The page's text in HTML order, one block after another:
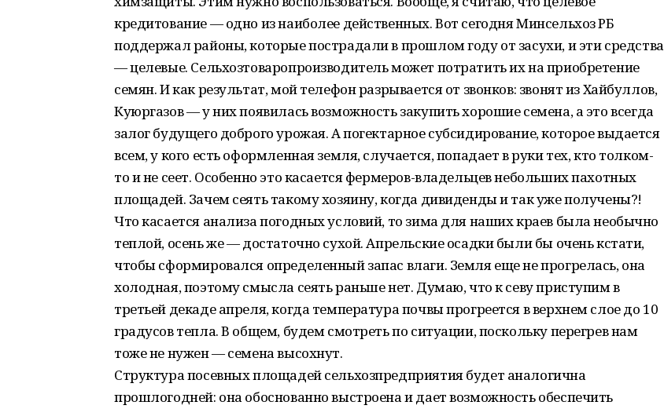
кредитование — одно из наиболее действенных. Вот сегодня Минсельхоз РБ
поддержал районы, которые пострадали в прошлом году от засухи, и эти средства
— целевые. Сельхозтоваропроизводитель может потратить их на приобретение
семян. И как результат, мой телефон разрывается от звонков: звонят из Хайбуллов,
Куюргазов — у них появилась возможность закупить хорошие семена, а это всегда
залог будущего доброго урожая. А погектарное субсидирование, которое выдается
всем, у кого есть оформленная земля, случается, попадает в руки тех, кто толком-
то и не сеет. Особенно это касается фермеров-владельцев небольших пахотных
площадей. Зачем сеять такому хозяину, когда дивиденды и так уже получены?!
Что касается анализа погодных условий, то зима для наших краев была необычно
теплой, осень же — достаточно сухой. Апрельские осадки были бы очень кстати,
чтобы сформировался определенный запас влаги. Земля еще не прогрелась, она
холодная, поэтому смысла сеять раньше нет. Думаю, что к севу приступим в
третьей декаде апреля, когда температура почвы прогреется в верхнем слое до 10
градусов тепла. В общем, будем смотреть по ситуации, поскольку перегрев нам
тоже не нужен — семена высохнут.
Структура посевных площадей сельхозпредприятия будет аналогична
прошлогодней: она обоснованно выстроена и дает возможность обеспечить